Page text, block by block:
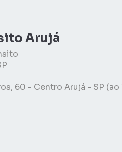
Arujá
60 - Centro Arujá - SP